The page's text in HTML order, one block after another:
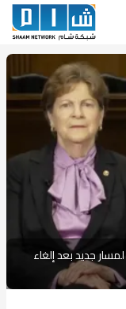
جديد بعد إلغاء